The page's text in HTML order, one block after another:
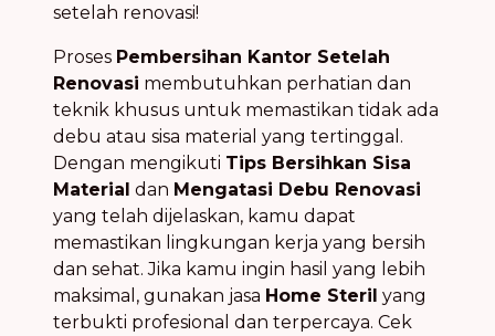
setelah renovasi!
Proses Pembersihan Kantor Setelah
Renovasi membutuhkan perhatian dan
teknik khusus untuk memastikan tidak ada
debu atau sisa material yang tertinggal.
Dengan mengikuti Tips Bersihkan Sisa
Material dan Mengatasi Debu Renovasi
yang telah dijelaskan, kamu dapat
memastikan lingkungan kerja yang bersih
dan sehat. Jika kamu ingin hasil yang lebih
maksimal, gunakan jasa Home Steril yang
terbukti profesional dan terpercaya. Cek